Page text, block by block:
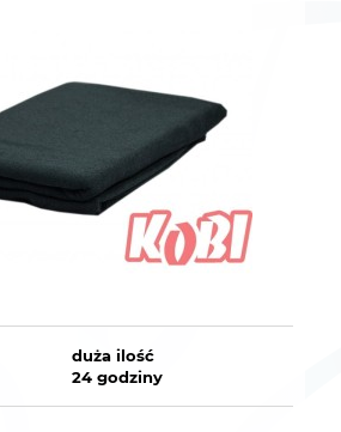
duża ilość
24 godziny